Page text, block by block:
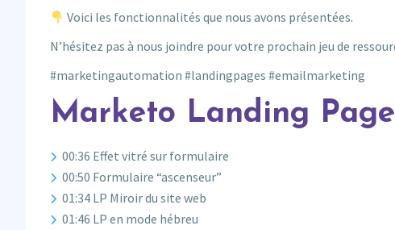
Voici les fonctionnalités que nous avons présentées.
N’hésitez pas à nous joindre pour votre prochain jeu de
#marketingautomation #landingpages #emailmarketing
Marketo Landing
00:36 Effet vitré sur formulaire
00:50 Formulaire “ascenseur”
01:34 LP Miroir du site web
01:46 LP en mode hébreu